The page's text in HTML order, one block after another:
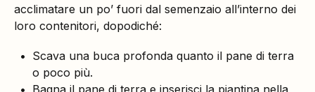
acclimatare un po’ fuori dal semenzaio all’interno dei
loro contenitori, dopodiché:
Scava una buca profonda quanto il pane di terra
o poco più.
Bagna il pane di terra e inserisci la piantina nella